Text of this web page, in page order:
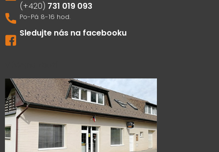
731 019 093
Sledujte nás na facebooku